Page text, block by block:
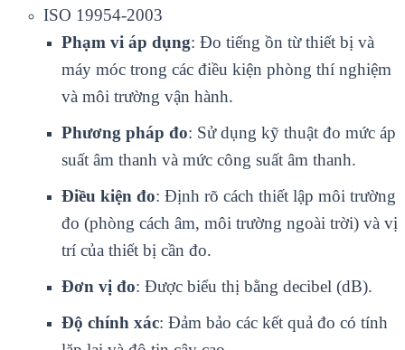
ISO 19954-2003
Phạm vi áp dụng: Đo tiếng ồn từ thiết bị và
máy móc trong các điều kiện phòng thí nghiệm
và môi trường vận hành.
Phương pháp đo: Sử dụng kỹ thuật đo mức áp
suất âm thanh và mức công suất âm thanh.
Điều kiện đo: Định rõ cách thiết lập môi trường
đo (phòng cách âm, môi trường ngoài trời) và vị
trí của thiết bị cần đo.
Đơn vị đo: Được biểu thị bằng decibel (dB).
Độ chính xác: Đảm bảo các kết quả đo có tính